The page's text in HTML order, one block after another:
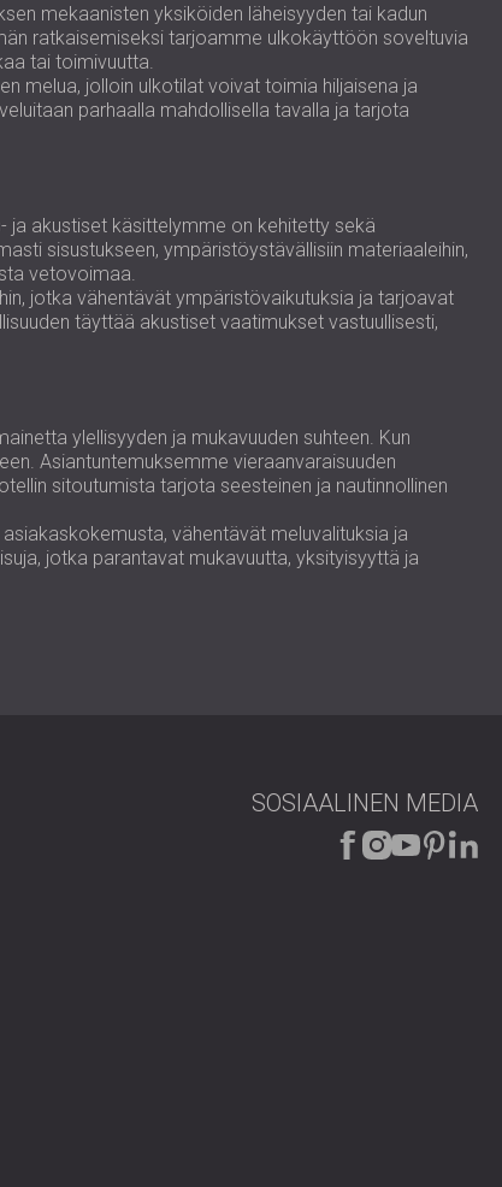
mekaanisten yksiköiden läheisyyden tai kadun
ratkaisemiseksi tarjoamme ulkokäyttöön soveltuvia
tai toimivuutta.
melua, jolloin ulkotilat voivat toimia hiljaisena ja
parhaalla mahdollisella tavalla ja tarjota
ja akustiset käsittelymme on kehitetty sekä
sisustukseen, ympäristöystävällisiin materiaaleihin,
vetovoimaa.
jotka vähentävät ympäristövaikutuksia ja tarjoavat
täyttää akustiset vaatimukset vastuullisesti,
ylellisyyden ja mukavuuden suhteen. Kun
Asiantuntemuksemme vieraanvaraisuuden
sitoutumista tarjota seesteinen ja nautinnollinen
vähentävät meluvalituksia ja
jotka parantavat mukavuutta, yksityisyyttä ja
SOSIAALINEN MEDIA